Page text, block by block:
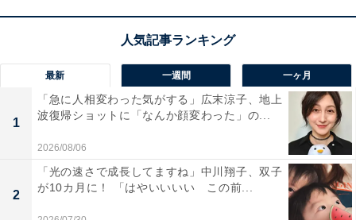
最新 一週間 一ヶ月
1
「急に人相変わった気がする」広末涼子、地上
波復帰ショットに「なんか顔変わった」の...
2026/08/06
2
「光の速さで成長してますね」中川翔子、双子
が10カ月に！ 「はやいいいい この前...